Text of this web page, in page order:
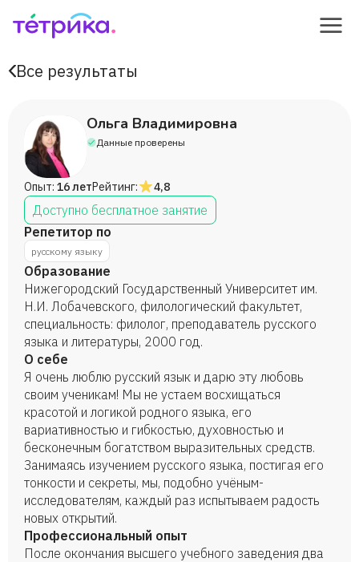
Все результаты
Ольга Владимировна
Данные проверены
Опыт: 16 летРейтинг: 4,8
Доступно бесплатное занятие
Репетитор по
русскому языку
Образование
Нижегородский Государственный Университет им.
Н.И. Лобачевского, филологический факультет,
специальность: филолог, преподаватель русского
языка и литературы, 2000 год.
О себе
Я очень люблю русский язык и дарю эту любовь
своим ученикам! Мы не устаем восхищаться
красотой и логикой родного языка, его
вариативностью и гибкостью, духовностью и
бесконечным богатством выразительных средств.
Занимаясь изучением русского языка, постигая его
тонкости и секреты, мы, подобно учёным-
исследователям, каждый раз испытываем радость
новых открытий.
Профессиональный опыт
После окончания высшего учебного заведения два